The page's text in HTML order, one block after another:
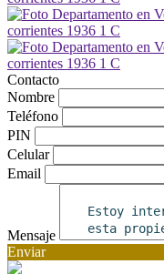
Contacto
Nombre
Teléfono
PIN
Celular
Email
Mensaje
Enviar